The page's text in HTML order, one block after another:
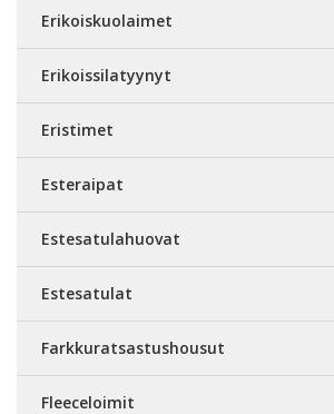
Erikoiskuolaimet
Erikoissilatyynyt
Eristimet
Esteraipat
Estesatulahuovat
Estesatulat
Farkkuratsastushousut
Fleeceloimit